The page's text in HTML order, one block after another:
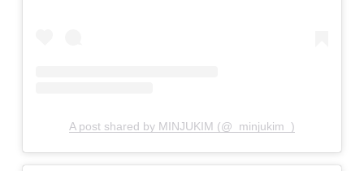
A post shared by MINJUKIM (@_minjukim_)